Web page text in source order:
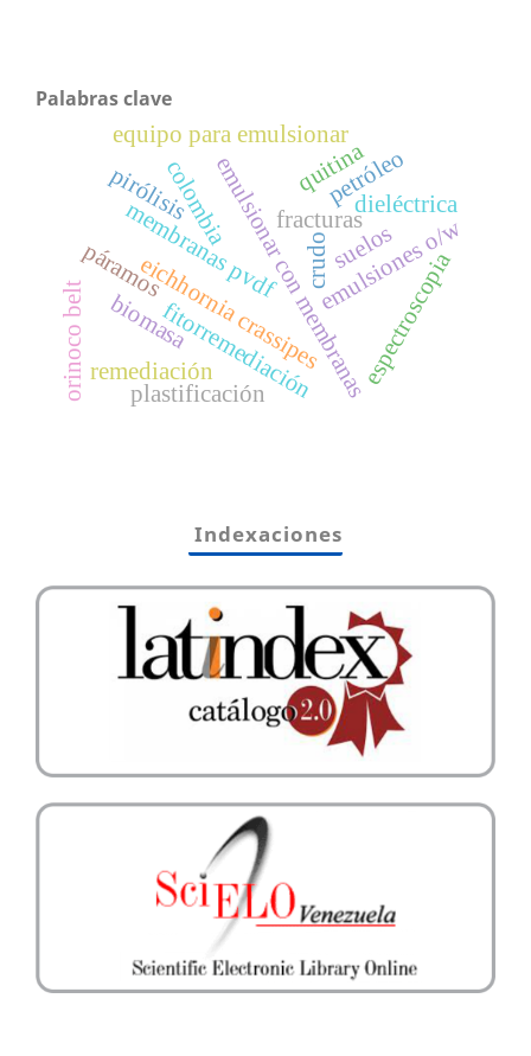
Palabras clave
emulsionar con membranas
membranas pvdf
equipo para emulsionar
emulsiones o/w
eichhornia crassipes
fitorremediación
fracturas
páramos
colombia
pirólisis
biomasa
suelos
petróleo
remediación espectroscopia
dieléctrica
crudo
quitina
plastificación
orinoco belt
Indexaciones